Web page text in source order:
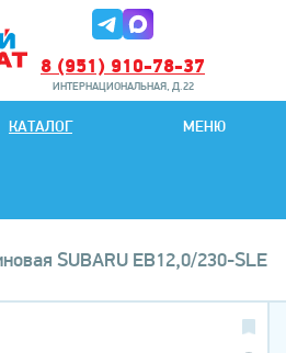
КАТАЛОГ МЕНЮ
8 (951) 910-78-37
ИНТЕРНАЦИОНАЛЬНАЯ, Д.22
ИНТЕРНАЦИОНАЛЬНАЯ, Д.22
SUBARU EB12,0/230-SLЕ